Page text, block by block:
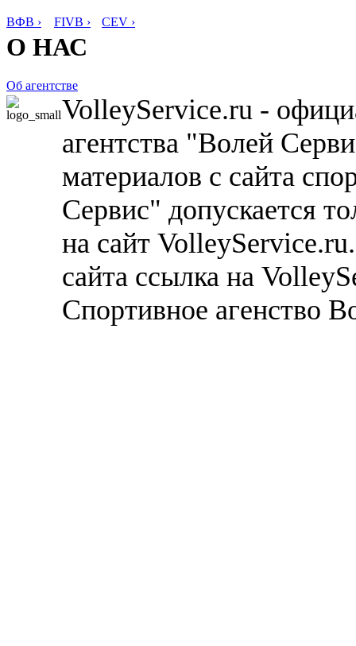
ВФВ › FIVB › CEV ›
О НАС
Об агентстве
VolleyService.ru -
агентства "Волей
материалов с сайта
Сервис" допускается
на сайт
сайта ссылка на
Спортивное агенство